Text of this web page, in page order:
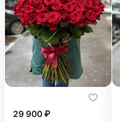
29 900 ₽